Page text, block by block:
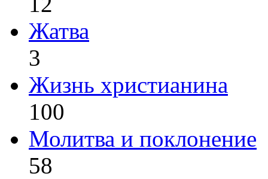
Жатва
3
Жизнь христианина
100
Молитва и поклонение
58